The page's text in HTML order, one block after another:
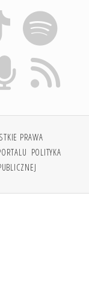
PRAWA
POLITYKA